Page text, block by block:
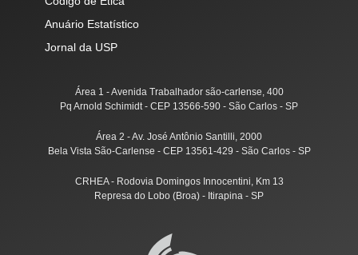
Anuário Estatístico
Jornal da USP
Área 1 - Avenida Trabalhador são-carlense, 400
Pq Arnold Schimidt - CEP 13566-590 - São Carlos - SP
Área 2 - Av. José Antônio Santilli, 2000
Bela Vista São-Carlense - CEP 13561-429 - São Carlos - SP
CRHEA - Rodovia Domingos Innocentini, Km 13
Represa do Lobo (Broa) - Itirapina - SP